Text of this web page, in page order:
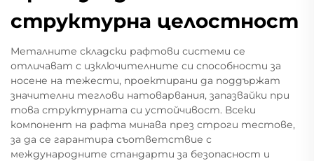
структурна целостност
Металните складски рафтови системи се
отличават с изключителните си способности за
носене на тежести, проектирани да поддържат
значителни теглови натоварвания, запазвайки при
това структурната си устойчивост. Всеки
компонент на рафта минава през строги тестове,
за да се гарантира съответствие с
международните стандарти за безопасност и